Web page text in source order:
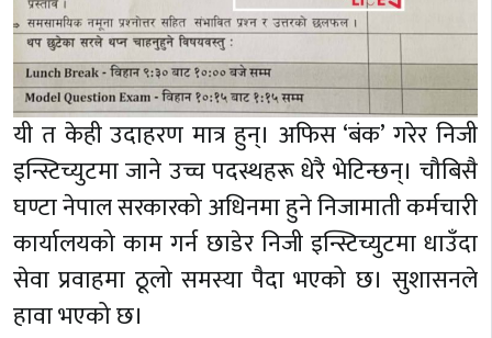
यी त केही उदाहरण मात्र हुन्। अफिस ‘बंक’ गरेर निजी
इन्स्टिच्युटमा जाने उच्च पदस्थहरू धेरै भेटिन्छन्। चौबिसै
घण्टा नेपाल सरकारको अधिनमा हुने निजामाती कर्मचारी
कार्यालयको काम गर्न छाडेर निजी इन्स्टिच्युटमा धाउँदा
सेवा प्रवाहमा ठूलो समस्या पैदा भएको छ। सुशासनले
हावा भएको छ।